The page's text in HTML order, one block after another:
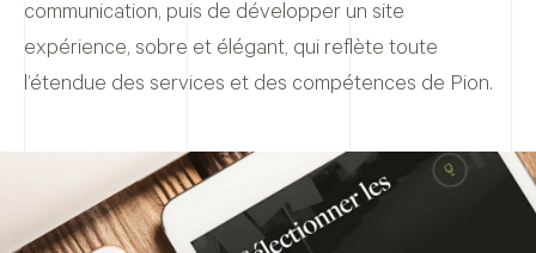
communication, puis de développer un site
expérience, sobre et élégant, qui reflète toute
l’étendue des services et des compétences de Pion.